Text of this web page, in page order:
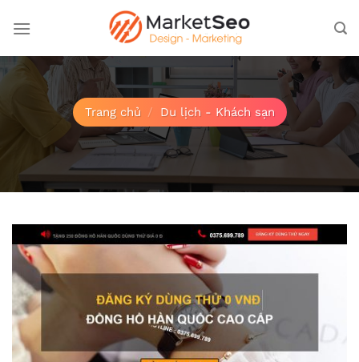
qua
dung
Trang chủ / Du lịch - Khách sạn